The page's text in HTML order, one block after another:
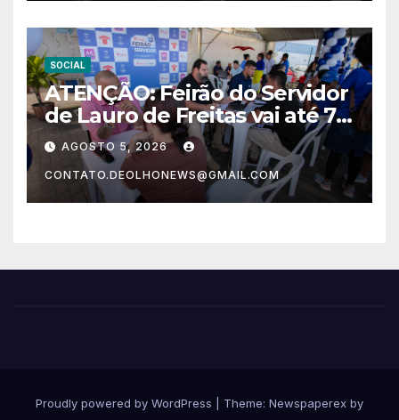
SOCIAL
ATENÇÃO: Feirão do Servidor
de Lauro de Freitas vai até 7
de agosto com desconto na
compra de imóvel
AGOSTO 5, 2026
CONTATO.DEOLHONEWS@GMAIL.COM
Proudly powered by WordPress
Theme: Newspaperex by